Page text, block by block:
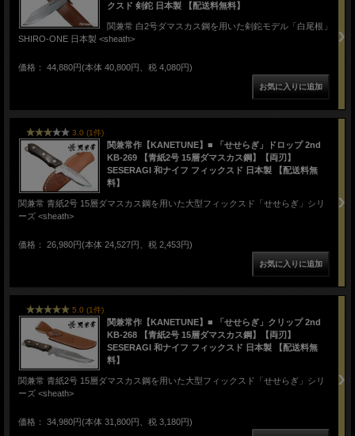
クスド 剣鉈 日本製 【配送料無料】
関兼常 白2号ダマスカス鋼を用いた剣鉈モデル「白尾根」
SHIRO-ONE 日本製 <sheath>
価格： 44,880円(本体 40,800円、税 4,080円)
3.0 (1件)
関兼常作【KANETUNE】■ 「せせらぎ」ドロップ 2nd
KB-269 【青紙2号 15層ダマスカス鋼】【両刃】
SESERAGI 和ナイフ フィックスド 日本製 【配送料無
料】
関兼常 青紙2号 15層ダマスカス鋼を用いた大型フィックスド「せせらぎ」シリ
ーズ <sheath>
価格： 26,980円(本体 24,527円、税 2,453円)
5.0 (1件)
関兼常作【KANETUNE】■ 「せせらぎ」クリップ 2nd
KB-268 【青紙2号 15層ダマスカス鋼】【両刃】
SESERAGI 和ナイフ フィックスド 日本製 【配送料無
料】
関兼常 青紙2号 15層ダマスカス鋼を用いた大型フィックスド「せせらぎ」シリ
ーズ <sheath>
価格： 34,980円(本体 31,800円、税 3,180円)